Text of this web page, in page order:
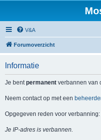
V&A
Forumoverzicht
Informatie
Je bentpermanent verbannen van
Neem contact op met een
Opgegeven reden voor verbanning:
Je IP-adres is verbannen.